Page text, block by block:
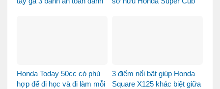
Honda Today 50cc có phù
hợp để đi học và đi làm mỗi
3 điểm nổi bật giúp Honda
Square X125 khác biệt giữa